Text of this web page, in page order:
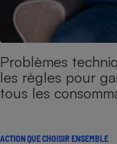
Problèmes
les règles pour
tous les
ACTION QUE CHOISIR ENSEMBLE